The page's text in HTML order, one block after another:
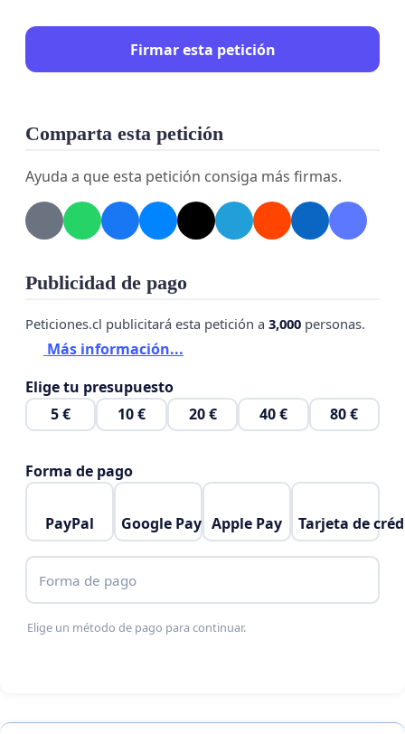
Firmar esta petición
Comparta esta petición
Ayuda a que esta petición consiga más firmas.
Publicidad de pago
Peticiones.cl publicitará esta petición a 3,000 personas.
Más información...
Elige tu presupuesto
5 €
10 € 20 € 40 € 80 €
Forma de pago
PayPal Google Pay Apple Pay Tarjeta de
Forma de pago
Elige un método de pago para continuar.